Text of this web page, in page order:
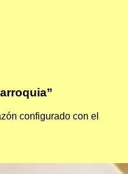
configurado con el